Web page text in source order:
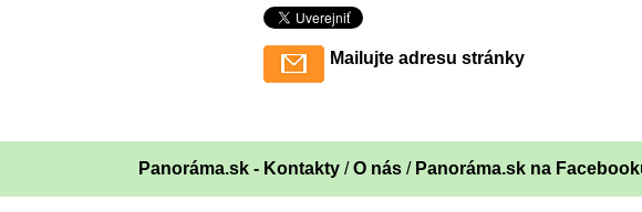
Mailujte adresu stránky
Panoráma.sk - Kontakty/O nás/ Panoráma.sk na